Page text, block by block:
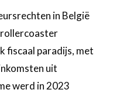
in België
rollercoaster
fiscaal paradijs, met
uit
werd in 2023